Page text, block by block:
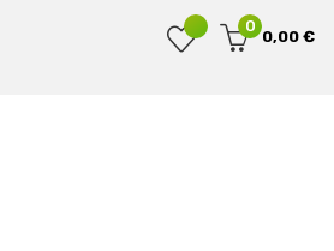
0
0,00 €